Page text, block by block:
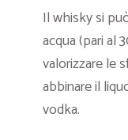
Il whisky si
acqua (pari al
valorizzare le
abbinare il
vodka.